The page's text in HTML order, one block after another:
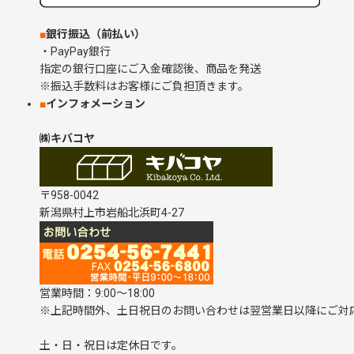
■銀行振込（前払い）
・PayPay銀行
指定の銀行口座にご入金確認後、商品を発送
※振込手数料はお客様にご負担頂きます。
■インフォメーション
㈱キバコヤ
〒958-0042
新潟県村上市岩船北浜町4-27
営業時間：9:00～18:00
※上記時間外、土日祝日のお問い合わせは翌営業日以降にご対
土・日・祝日は定休日です。